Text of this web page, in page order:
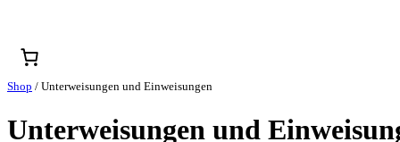
Shop / Unterweisungen und Einweisungen
Unterweisungen und